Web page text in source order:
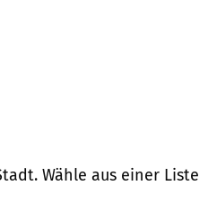
Wähle aus einer Liste